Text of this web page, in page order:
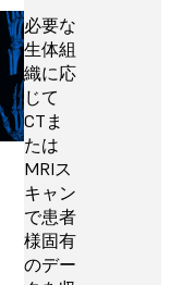
必要な
生体組
織に応
じて
CTま
たは
MRIス
キャン
で患者
様固有
のデー